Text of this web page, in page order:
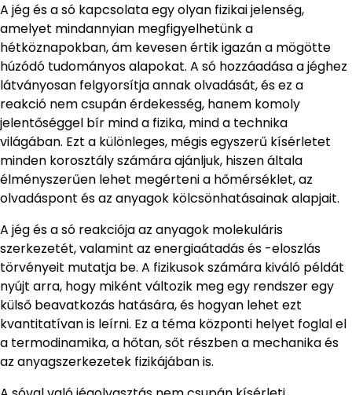
A jég és a só kapcsolata egy olyan fizikai jelenség,
amelyet mindannyian megfigyelhetünk a
hétköznapokban, ám kevesen értik igazán a mögötte
húzódó tudományos alapokat. A só hozzáadása a jéghez
látványosan felgyorsítja annak olvadását, és ez a
reakció nem csupán érdekesség, hanem komoly
jelentőséggel bír mind a fizika, mind a technika
világában. Ezt a különleges, mégis egyszerű kísérletet
minden korosztály számára ajánljuk, hiszen általa
élményszerűen lehet megérteni a hőmérséklet, az
olvadáspont és az anyagok kölcsönhatásainak alapjait.
A jég és a só reakciója az anyagok molekuláris
szerkezetét, valamint az energiaátadás és -eloszlás
törvényeit mutatja be. A fizikusok számára kiváló példát
nyújt arra, hogy miként változik meg egy rendszer egy
külső beavatkozás hatására, és hogyan lehet ezt
kvantitatívan is leírni. Ez a téma központi helyet foglal el
a termodinamika, a hőtan, sőt részben a mechanika és
az anyagszerkezetek fizikájában is.